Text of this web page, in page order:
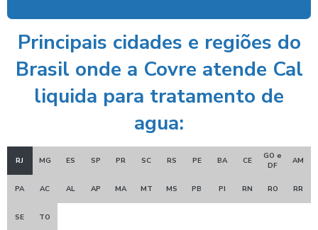
Controlador de banho com pix
Controlador de chuveiro
Controlador de chuveiro com pix
Controlador de ducha para quiosque
Controlador de tempo de banho
Detergente para lavar caminhões
Principais cidades e regiões do
Brasil onde a Covre atende Cal
liquida para tratamento de
agua:
RJ MG ES SP PR SC RS PE BA CE
GO e
DF
AM
PA AC AL AP MA MT MS PB PI RN RO RR
SE TO